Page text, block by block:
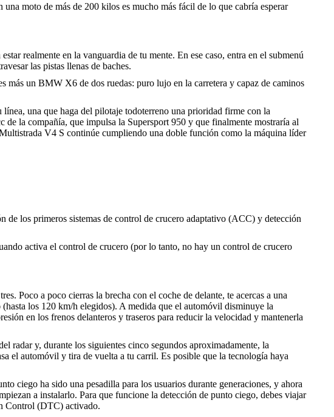
moto de más de 200 kilos es mucho más fácil de lo que cabría esperar
realmente en la vanguardia de tu mente. En ese caso, entra en el submenú
las pistas llenas de baches.
más un BMW X6 de dos ruedas: puro lujo en la carretera y capaz de caminos
una que haga del pilotaje todoterreno una prioridad firme con la
la compañía, que impulsa la Supersport 950 y que finalmente mostraría al
V4 S continúe cumpliendo una doble función como la máquina líder
los primeros sistemas de control de crucero adaptativo (ACC) y detección
activa el control de crucero (por lo tanto, no hay un control de crucero
Poco a poco cierras la brecha con el coche de delante, te acercas a una
los 120 km/h elegidos). A medida que el automóvil disminuye la
en los frenos delanteros y traseros para reducir la velocidad y mantenerla
radar y, durante los siguientes cinco segundos aproximadamente, la
el automóvil y tira de vuelta a tu carril. Es posible que la tecnología haya
ciego ha sido una pesadilla para los usuarios durante generaciones, y ahora
a instalarlo. Para que funcione la detección de punto ciego, debes viajar
Control (DTC) activado.